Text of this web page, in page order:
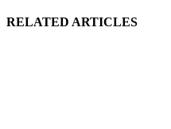
RELATED ARTICLES